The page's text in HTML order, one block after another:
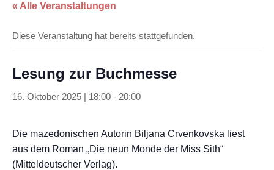
« Alle Veranstaltungen
Diese Veranstaltung hat bereits stattgefunden.
Lesung zur Buchmesse
16. Oktober 2025 | 18:00 - 20:00
Die mazedonischen Autorin Biljana Crvenkovska liest
aus dem Roman „Die neun Monde der Miss Sith“
(Mitteldeutscher Verlag).